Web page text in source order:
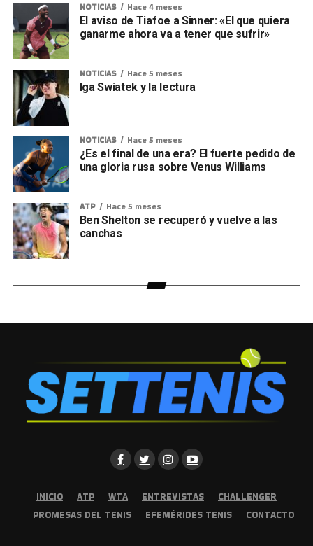
NOTICIAS Hace 4 meses
El aviso de Tiafoe a Sinner: «El que quiera
ganarme ahora va a tener que sufrir»
NOTICIAS Hace 5 meses
Iga Swiatek y la lectura
NOTICIAS Hace 5 meses
¿Es el final de una era? El fuerte pedido de
una gloria rusa sobre Venus Williams
ATP Hace 5 meses
Ben Shelton se recuperó y vuelve a las
canchas
INICIO ATP WTA ENTREVISTAS
CHALLENGER
PROMESAS DEL TENIS
EFEMÉRIDES TENIS CONTACTO